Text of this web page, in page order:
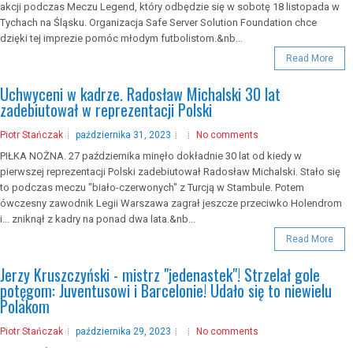
akcji podczas Meczu Legend, który odbędzie się w sobotę 18 listopada w
Tychach na Śląsku. Organizacja Safe Server Solution Foundation chce
dzięki tej imprezie pomóc młodym futbolistom.&nb...
Read More
Uchwyceni w kadrze. Radosław Michalski 30 lat
zadebiutował w reprezentacji Polski
Piotr Stańczak października 31, 2023 No comments
PIŁKA NOŻNA. 27 października minęło dokładnie 30 lat od kiedy w
pierwszej reprezentacji Polski zadebiutował Radosław Michalski. Stało się
to podczas meczu "biało-czerwonych" z Turcją w Stambule. Potem
ówczesny zawodnik Legii Warszawa zagrał jeszcze przeciwko Holendrom
i... zniknął z kadry na ponad dwa lata.&nb...
Read More
Jerzy Kruszczyński - mistrz "jedenastek"! Strzelał gole
potęgom: Juventusowi i Barcelonie! Udało się to niewielu
Polakom
Piotr Stańczak października 29, 2023 No comments